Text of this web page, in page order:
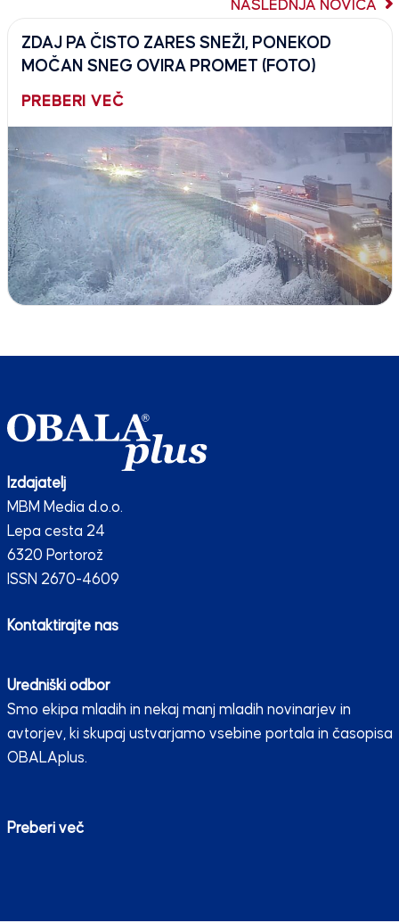
NASLEDNJA NOVICA
ZDAJ PA ČISTO ZARES SNEŽI, PONEKOD
MOČAN SNEG OVIRA PROMET (FOTO)
PREBERI VEČ
Izdajatelj
MBM Media d.o.o.
Lepa cesta 24
6320 Portorož
ISSN 2670-4609
Kontaktirajte nas
Uredniški odbor
Smo ekipa mladih in nekaj manj mladih novinarjev in
avtorjev, ki skupaj ustvarjamo vsebine portala in časopisa
OBALAplus.
Preberi več